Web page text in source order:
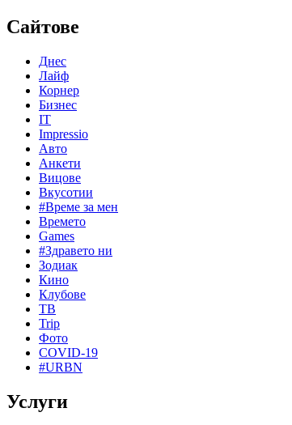
Сайтове
Днес
Лайф
Корнер
Бизнес
IT
Impressio
Авто
Анкети
Вицове
Вкусотии
#Време за мен
Времето
Games
#Здравето ни
Зодиак
Кино
Клубове
ТВ
Trip
Фото
COVID-19
#URBN
Услуги